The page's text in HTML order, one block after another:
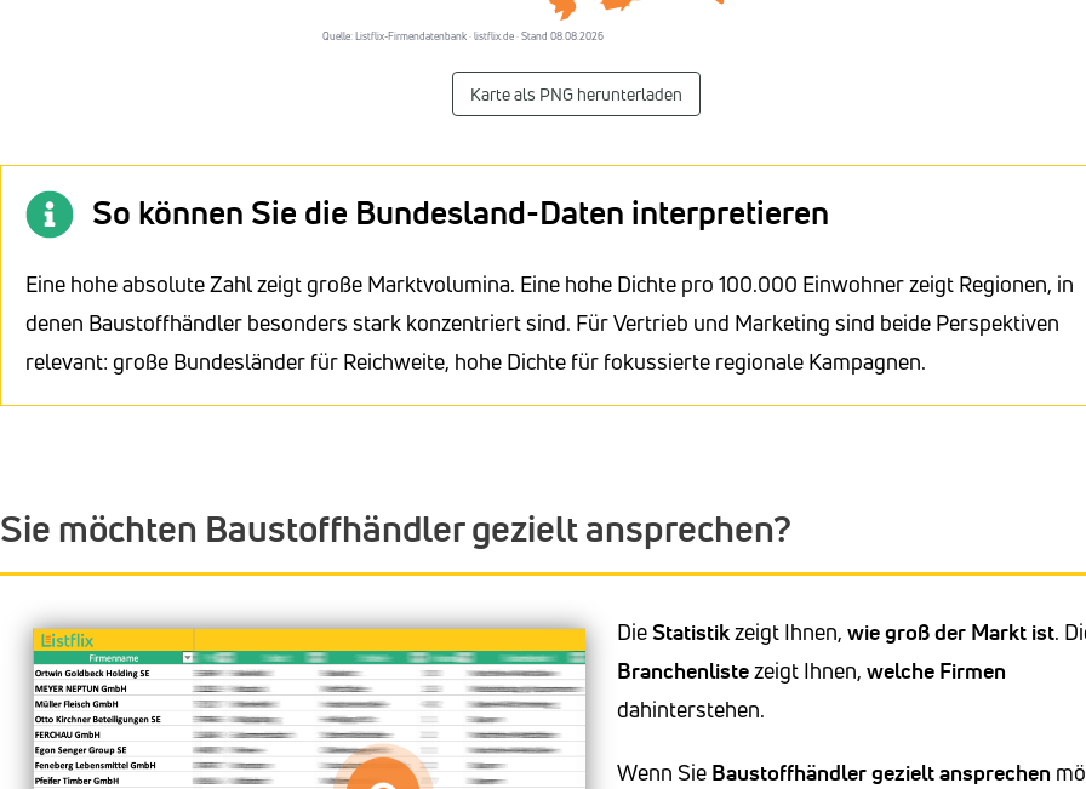
Quelle: Listflix-Firmendatenbank · listflix.de · Stand 08.08.2026
Karte als PNG herunterladen
So können Sie die Bundesland-Daten interpretieren
Eine hohe absolute Zahl zeigt große Marktvolumina. Eine hohe Dichte pro 100.000 Einwohner zeigt Regionen, in
denen Baustoffhändler besonders stark konzentriert sind. Für Vertrieb und Marketing sind beide Perspektiven
relevant: große Bundesländer für Reichweite, hohe Dichte für fokussierte regionale Kampagnen.
Sie möchten Baustoffhändler gezielt ansprechen?
DieStatistikzeigt Ihnen,wie groß der Markt ist.
Branchenlistezeigt Ihnen,welche Firmen
dahinterstehen.
Wenn Sie Baustoffhändlergezielt ansprechen